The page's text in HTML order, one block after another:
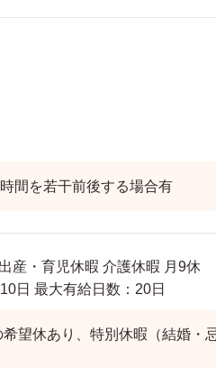
間を若干前後する場合有
産・育児休暇 介護休暇 月9休
日 最大有給日数：20日
望休あり、特別休暇（結婚・忌